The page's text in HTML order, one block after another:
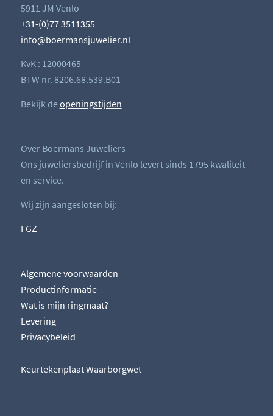
5911 JM Venlo
+31-(0)77 3511355
info@boermansjuwelier.nl
KvK : 12000465
BTW nr. 8206.68.539.B01
Bekijk deopeningstijden
Over Boermans Juweliers
Ons juweliersbedrijf in Venlo levert sinds 1795 kwaliteit
en service.
Wij zijn aangesloten bij:
FGZ
Algemene voorwaarden
Productinformatie
Wat is mijn ringmaat?
Levering
Privacybeleid
Keurtekenplaat Waarborgwet